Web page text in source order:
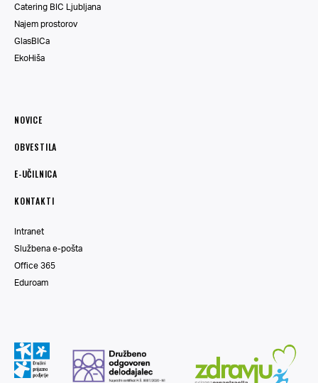
Catering BIC Ljubljana
Najem prostorov
GlasBICa
EkoHiša
NOVICE
OBVESTILA
E-UČILNICA
KONTAKTI
Intranet
Službena e-pošta
Office 365
Eduroam